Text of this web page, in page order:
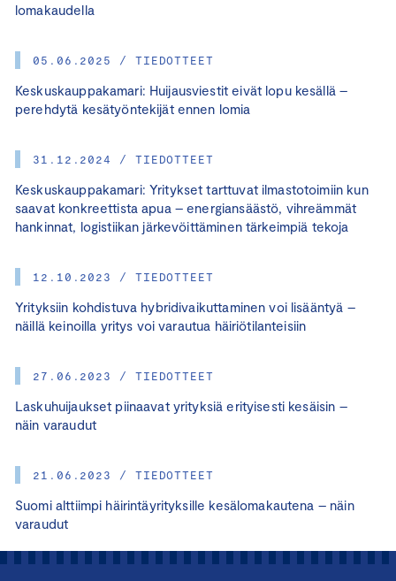
lomakaudella
05.06.2025 / TIEDOTTEET
Keskuskauppakamari: Huijausviestit eivät lopu kesällä –
perehdytä kesätyöntekijät ennen lomia
31.12.2024 / TIEDOTTEET
Keskuskauppakamari: Yritykset tarttuvat ilmastotoimiin kun
saavat konkreettista apua – energiansäästö, vihreämmät
hankinnat, logistiikan järkevöittäminen tärkeimpiä tekoja
12.10.2023 / TIEDOTTEET
Yrityksiin kohdistuva hybridivaikuttaminen voi lisääntyä –
näillä keinoilla yritys voi varautua häiriötilanteisiin
27.06.2023 / TIEDOTTEET
Laskuhuijaukset piinaavat yrityksiä erityisesti kesäisin –
näin varaudut
21.06.2023 / TIEDOTTEET
Suomi alttiimpi häirintäyrityksille kesälomakautena – näin
varaudut